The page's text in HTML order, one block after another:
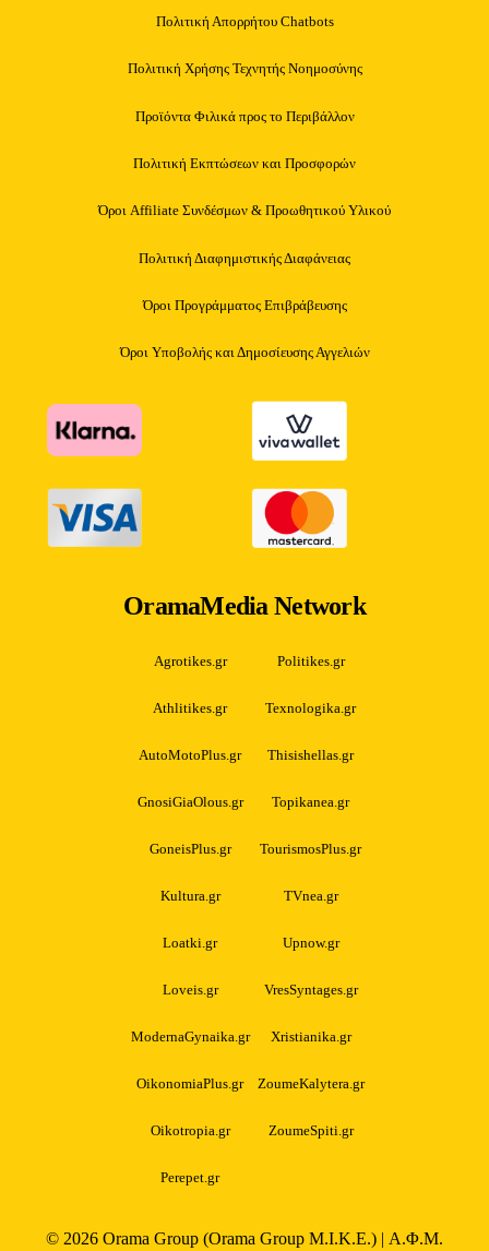
Πολιτική Απορρήτου Chatbots
Πολιτική Χρήσης Τεχνητής Νοημοσύνης
Προϊόντα Φιλικά προς το Περιβάλλον
Πολιτική Εκπτώσεων και Προσφορών
Όροι Affiliate Συνδέσμων & Προωθητικού Υλικού
Πολιτική Διαφημιστικής Διαφάνειας
Όροι Προγράμματος Επιβράβευσης
Όροι Υποβολής και Δημοσίευσης Αγγελιών
OramaMedia Network
Agrotikes.gr Politikes.gr
Athlitikes.gr Texnologika.gr
AutoMotoPlus.gr Thisishellas.gr
GnosiGiaOlous.gr Topikanea.gr
GoneisPlus.gr TourismosPlus.gr
Kultura.gr TVnea.gr
Loatki.gr Upnow.gr
Loveis.gr VresSyntages.gr
ModernaGynaika.gr Xristianika.gr
OikonomiaPlus.gr ZoumeKalytera.gr
Oikotropia.gr ZoumeSpiti.gr
Perepet.gr
© 2026 Orama Group (Orama Group Μ.Ι.Κ.Ε.) | Α.Φ.Μ.